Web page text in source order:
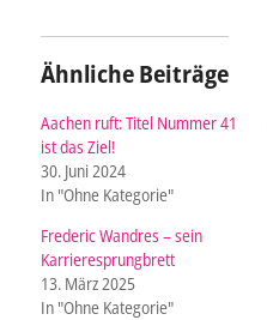
Ähnliche Beiträge
Aachen ruft: Titel Nummer 41
ist das Ziel!
30. Juni 2024
In "Ohne Kategorie"
Frederic Wandres – sein
Karrieresprungbrett
13. März 2025
In "Ohne Kategorie"